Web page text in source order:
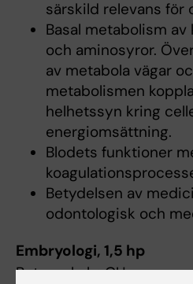
särskild relevans för
Basal metabolism
och aminosyror.
av metabola vägar
metabolismen
helhetssyn kring
energiomsättning.
Blodets funktioner
Betydelsen av
odontologisk och
Embryologi, 1,5 hp
Betygsskala: GU